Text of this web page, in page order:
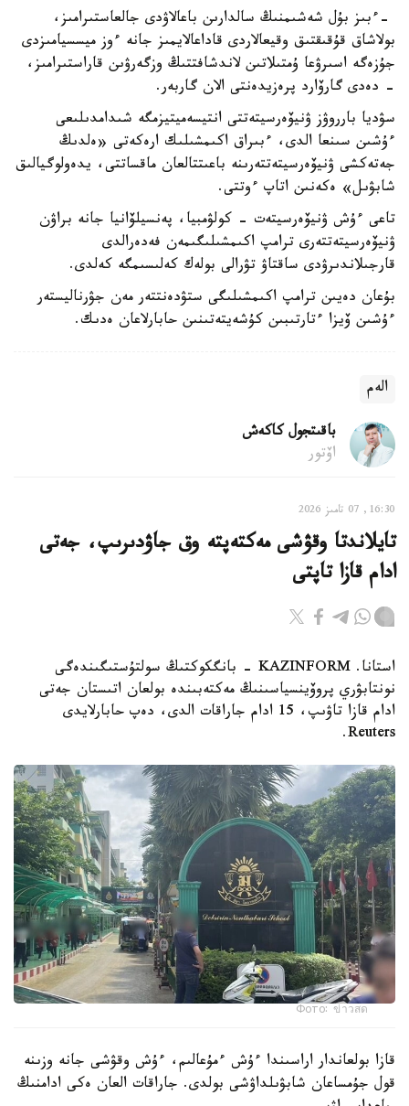
-ءبىز بۇل شەشىمنىڭ سالدارىن باعالاۋدى جالعاستىرامىز،
بولاشاق قۇقىقتىق وقيعالاردى قاداعالايمىز جانە ءوز ميسسيامىزدى
جۇزەگە اسىرۋعا ۇمتىلاتىن لاندشافتتىڭ وزگەرۋىن قاراستىرامىز،
- دەدى گارۆارد پرەزيدەنتى الان گاربەر.
سۋديا بارروۋز ۋنيۆەرسيتەتتى انتيسەميتيزمگە شىدامدىلىعى
ءۇشىن سىنعا الدى، ءبىراق اكىمشىلىك ارەكەتى «ەلدىڭ
جەتەكشى ۋنيۆەرسيتەتتەرىنە باعىتتالعان ماقساتتى، يدەولوگيالىق
شابۋىل» ەكەنىن اتاپ ءوتتى.
تاعى ءۇش ۋنيۆەرسيتەت - كولۋمبيا، پەنسيلۆانيا جانە براۋن
ۋنيۆەرسيتەتتەرى ترامپ اكىمشىلىگىمەن فەدەرالدى
قارجىلاندىرۋدى ساقتاۋ تۋرالى بولەك كەلىسىمگە كەلدى.
بۇعان دەيىن ترامپ اكىمشىلىگى ستۋدەنتتەر مەن جۋرناليستەر
ءۇشىن ۆيزا ءتارتىبىن كۇشەيتەتىنىن حابارلاعان ەدىك.
الەم
باقىتجول كاكەش
اۆتور
16:30, 07 تامىز 2026
تايلاندتا وقۋشى مەكتەپتە وق جاۋدىرىپ، جەتى
ادام قازا تاپتى
استانا. KAZINFORM - بانگكوكتىڭ سولتۇستىگىندەگى
نونتابۋري پروۆينسياسىنىڭ مەكتەبىندە بولعان اتىستان جەتى
ادام قازا تاۋىپ، 15 ادام جاراقات الدى، دەپ حابارلايدى
Reuters.
Фото: ข่าวสด
قازا بولعاندار اراسىندا ءۇش ءمۇعالىم، ءۇش وقۋشى جانە وزىنە
قول جۇمساعان شابۋىلداۋشى بولدى. جاراقات العان ەكى ادامنىڭ